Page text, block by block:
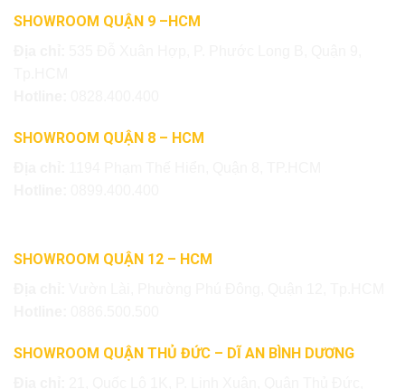
SHOWROOM QUẬN 9 –HCM
SHOWROOM QUẬN 8 – HCM
SHOWROOM QUẬN 12 – HCM
SHOWROOM QUẬN THỦ ĐỨC – DĨ AN BÌNH DƯƠNG